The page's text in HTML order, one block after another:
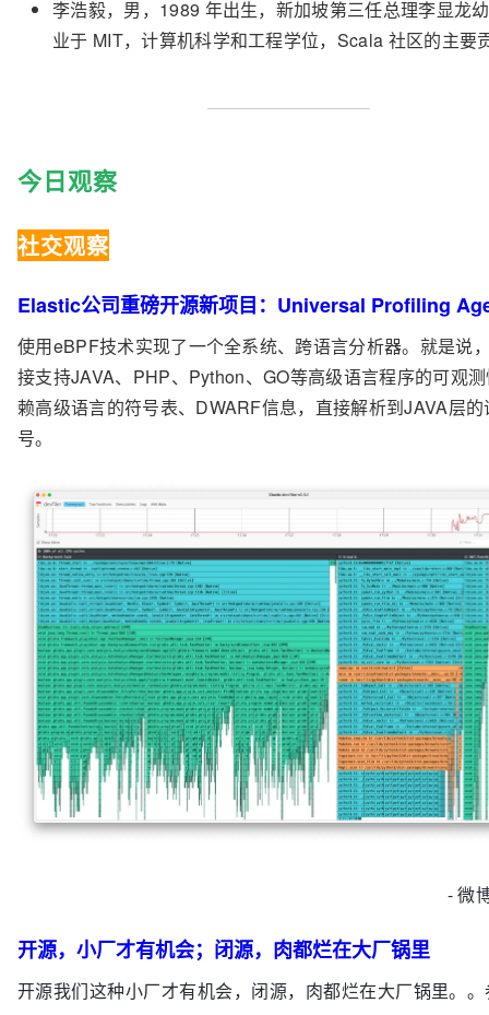
李浩毅，男，1989 年出生，新加坡第三任总理李显龙
业于 MIT，计算机科学和工程学位，Scala 社区的主要
今日观察
社交观察
Elastic公司重磅开源新项目：Universal Profiling
使用eBPF技术实现了一个全系统、跨语言分析器。就是说
接支持JAVA、PHP、Python、GO等高级语言程序的可观
赖高级语言的符号表、DWARF信息，直接解析到JAVA层
号。
- 微
开源，小厂才有机会；闭源，肉都烂在大厂锅里
开源我们这种小厂才有机会，闭源，肉都烂在大厂锅里。